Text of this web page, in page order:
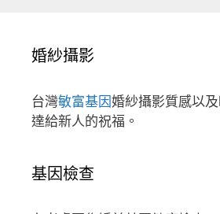
婚紗攝影
台灣敏富基因婚紗攝影質感以
達給新人的祝福。
基因檢查